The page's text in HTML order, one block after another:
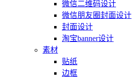
微信二维码设计
微信朋友圈封面设计
封面设计
淘宝banner设计
素材
贴纸
边框